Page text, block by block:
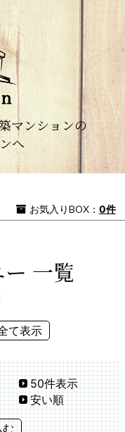
マンションの
へ
お気入りBOX： 0件
一覧
て表示
50件表示
安い順